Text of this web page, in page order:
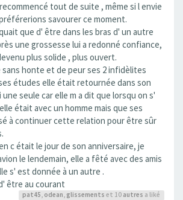
tout de suite , même si l envie
savourer ce moment.
que d' être dans les bras d' un autre
une grossesse lui a redonné confiance,
plus solide , plus ouvert.
sans honte et de peur ses 2 infidèlites
études elle était retournée dans son
seule car elle m a dit que lorsqu on s'
était avec un homme mais que ses
à continuer cette relation pour être sûr
c était le jour de son anniversaire, je
le lendemain, elle a fêté avec des amis
s' est donnée à un autre .
être au courant
pat45, odean, glissements et 10 autres a liké